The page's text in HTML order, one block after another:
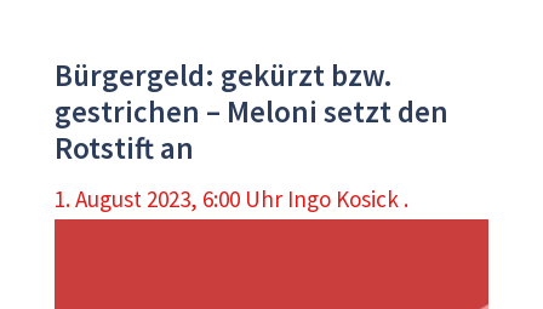
Bürgergeld: gekürzt bzw.
gestrichen – Meloni setzt den
Rotstift an
1. August 2023, 6:00 Uhr Ingo Kosick .